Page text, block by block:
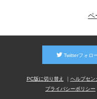
ペ
Twitterフォロ
PC版に切り替え ヘルプセン
プライバシーポリシー